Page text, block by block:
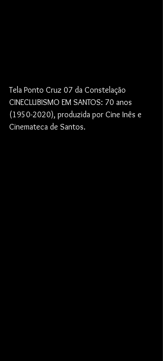
Tela Ponto Cruz 07 da Constelação
CINECLUBISMO EM SANTOS: 70 anos
(1950-2020), produzida por Cine Inês e
Cinemateca de Santos.